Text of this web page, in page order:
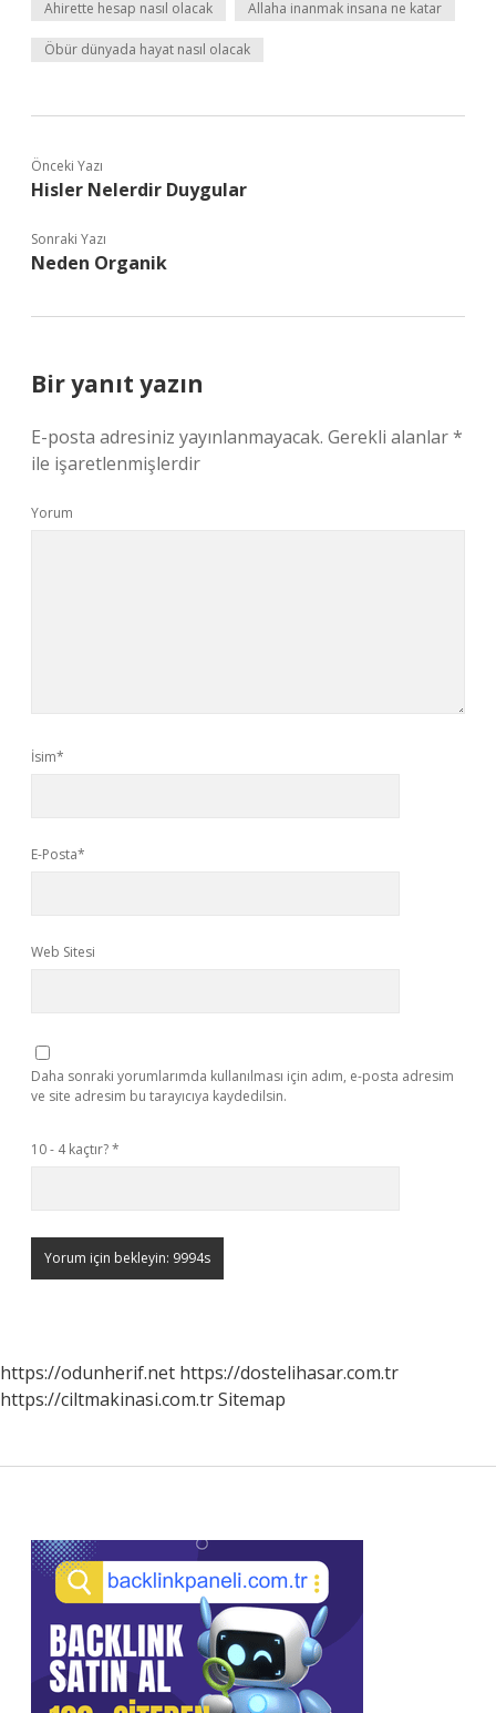
Ahirette hesap nasıl olacak Allaha inanmak insana ne katar
Öbür dünyada hayat nasıl olacak
Önceki Yazı
Hisler Nelerdir Duygular
Sonraki Yazı
Neden Organik
Bir yanıt yazın
E-posta adresiniz yayınlanmayacak. Gerekli alanlar*
ile işaretlenmişlerdir
Yorum
İsim*
E-Posta*
Web Sitesi
Daha sonraki yorumlarımda kullanılması için adım, e-posta adresim
ve site adresim bu tarayıcıya kaydedilsin.
10 - 4 kaçtır?*
https://odunherif.net https://dostelihasar.com.tr
https://ciltmakinasi.com.trSitemap
Sidebar